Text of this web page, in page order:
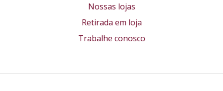
Nossas lojas
Retirada em loja
Trabalhe conosco